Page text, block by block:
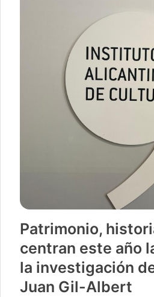
Patrimonio,
centran este año
la investigación
Juan Gil-Albert